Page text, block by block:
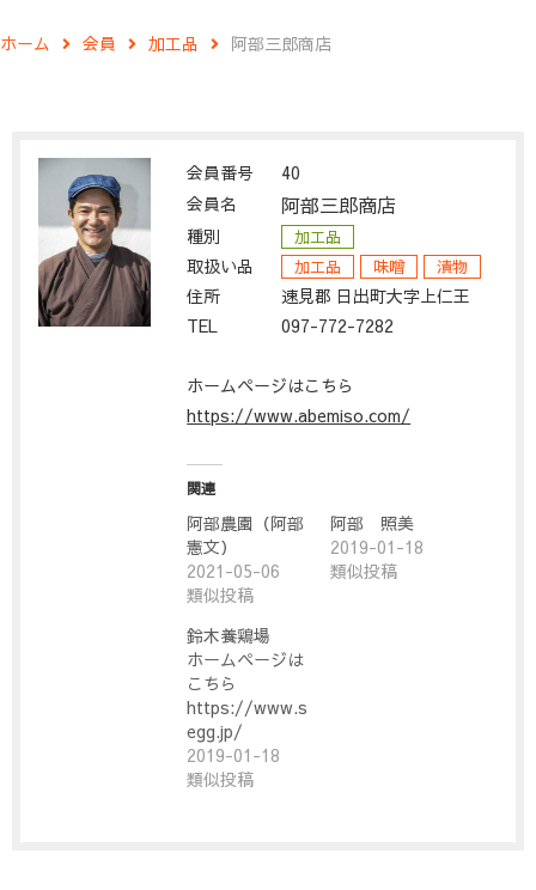
ホーム 会員 加工品 阿部三郎商店
会員番号
40
会員名
阿部三郎商店
種別 加工品
取扱い品 加工品 味噌 漬物
住所
速見郡 日出町大字上仁王
TEL
097-772-7282
ホームページはこちら
https://www.abemiso.com/
関連
阿部農園（阿部
憲文）
2021-05-06
類似投稿
阿部 照美
2019-01-18
類似投稿
鈴木養鶏場
ホームページは
こちら
https://www.suzuki-
egg.jp/
2019-01-18
類似投稿